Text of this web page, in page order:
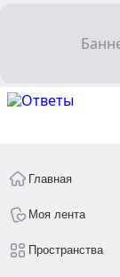
Главная
Моя лента
Пространства